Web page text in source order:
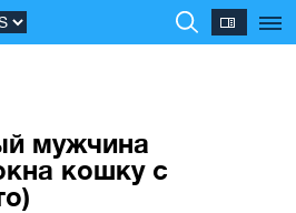
мужчина
кошку с